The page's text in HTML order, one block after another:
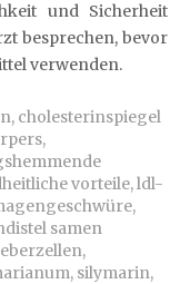
und Sicherheit
besprechen, bevor
verwenden.
, cholesterinspiegel
,
vorteile,ldl-
,
samen
,
, silymarin,